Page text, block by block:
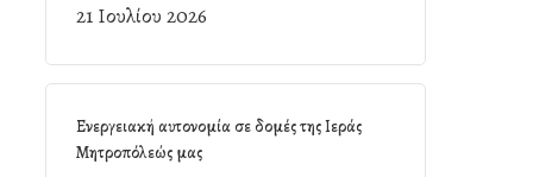
21 Ιουλίου 2026
Ενεργειακή αυτονομία σε δομές της Ιεράς
Μητροπόλεώς μας